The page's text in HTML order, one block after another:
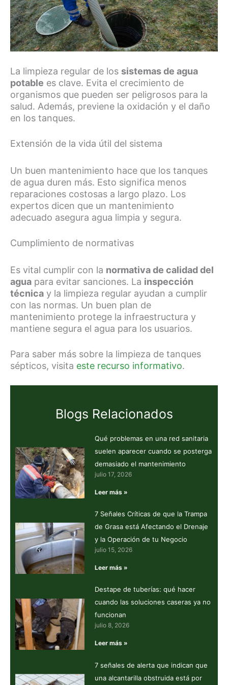
La limpieza regular de los sistemas de agua
potable es clave. Evita el crecimiento de
organismos que pueden ser peligrosos para la
salud. Además, previene la oxidación y el daño
en los tanques.
Extensión de la vida útil del sistema
Un buen mantenimiento hace que los tanques
de agua duren más. Esto significa menos
reparaciones costosas a largo plazo. Los
expertos dicen que un mantenimiento
adecuado asegura agua limpia y segura.
Cumplimiento de normativas
Es vital cumplir con la normativa de calidad del
agua para evitar sanciones. La inspección
técnica y la limpieza regular ayudan a cumplir
con las normas. Un buen plan de
mantenimiento protege la infraestructura y
mantiene segura el agua para los usuarios.
Para saber más sobre la limpieza de tanques
sépticos, visita este recurso informativo.
Blogs Relacionados
Qué problemas en una red sanitaria
suelen aparecer cuando se posterga
demasiado el mantenimiento
julio 17, 2026
Leer más »
7 Señales Críticas de que la Trampa
de Grasa está Afectando el Drenaje
y la Operación de tu Negocio
julio 15, 2026
Leer más »
Destape de tuberías: qué hacer
cuando las soluciones caseras ya no
funcionan
julio 8, 2026
Leer más »
7 señales de alerta que indican que
una alcantarilla obstruida está por